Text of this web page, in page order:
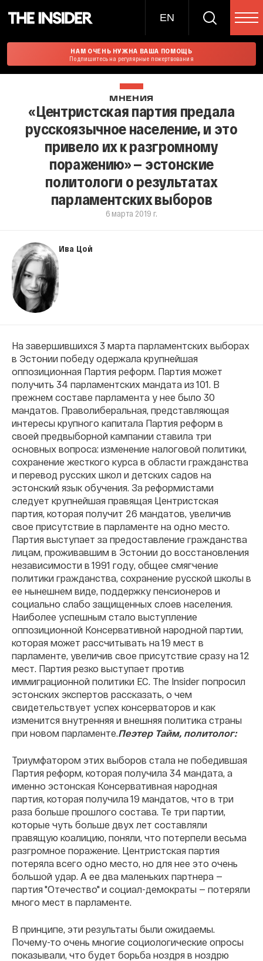
EN
НАМ ОЧЕНЬ НУЖНА ВАША ПОМОЩЬ
Подпишитесь на регулярные пожертвования
МНЕНИЯ
«Центристская партия предала
русскоязычное население, и это
привело их к разгромному
поражению» — эстонские
политологи о результатах
парламентских выборов
6 марта 2019 г.
Ива Цой
На завершившихся 3 марта парламентских выборах
в Эстонии победу одержала крупнейшая
оппозиционная Партия реформ. Партия может
получить 34 парламентских мандата из 101. В
прежнем составе парламента у нее было 30
мандатов. Праволиберальная, представляющая
интересы крупного капитала Партия реформ в
своей предвыборной кампании ставила три
основных вопроса: изменение налоговой политики,
сохранение жесткого курса в области гражданства
и перевод русских школ и детских садов на
эстонский язык обучения. За реформистами
следует крупнейшая правящая Центристская
партия, которая получит 26 мандатов, увеличив
свое присутствие в парламенте на одно место.
Партия выступает за предоставление гражданства
лицам, проживавшим в Эстонии до восстановления
независимости в 1991 году, общее смягчение
политики гражданства, сохранение русской школы в
ее нынешнем виде, поддержку пенсионеров и
социально слабо защищенных слоев населения.
Наиболее успешным стало выступление
оппозиционной Консервативной народной партии,
которая может рассчитывать на 19 мест в
парламенте, увеличив свое присутствие сразу на 12
мест. Партия резко выступает против
иммиграционной политики ЕС. The Insider попросил
эстонских экспертов рассказать, о чем
свидетельствует успех консерваторов и как
изменится внутренняя и внешняя политика страны
при новом парламенте.Пеэтер Тайм, политолог:
Триумфатором этих выборов стала не победившая
Партия реформ, которая получила 34 мандата, а
именно эстонская Консервативная народная
партия, которая получила 19 мандатов, что в три
раза больше прошлого состава. Те три партии,
которые чуть больше двух лет составляли
правящую коалицию, поняли, что потерпели весьма
разгромное поражение. Центристская партия
потеряла всего одно место, но для нее это очень
большой удар. А ее два маленьких партнера —
партия "Отечество" и социал-демократы — потеряли
много мест в парламенте.
В принципе, эти результаты были ожидаемы.
Почему-то очень многие социологические опросы
показывали, что будет борьба ноздря в ноздрю